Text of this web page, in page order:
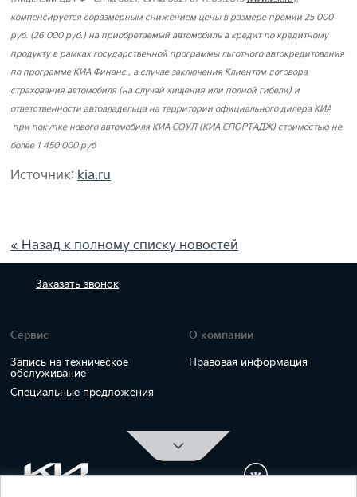
компенсируется соразмерным снижением цены в размере премии 25 000
руб. (26 000 руб.) на приобретаемый автомобиль в кредит по кредитному
продукту в рамках государственной программы льготного автокредитования
по программе КИА Финанс., в случае заключения Клиентом договора
страхования автомобиля (на случай хищения или полной гибели) и
ответственности автовладельца на территории официального дилера КИА
при покупке нового автомобиля КИА СОУЛ (КИА СПОРТАДЖ) стоимостью не
более 1 450 000 руб
Источник: kia.ru
« Назад к полному списку новостей
Заказать звонок
Сервис
Запись на техническое
обслуживание
Специальные предложения
О компании
Правовая информация